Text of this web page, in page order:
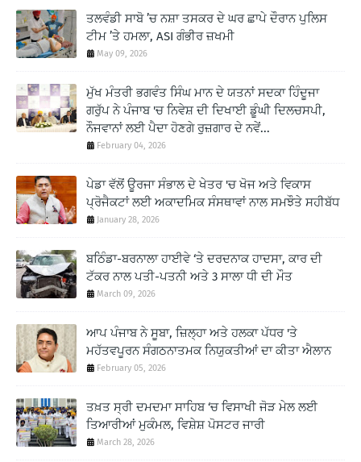
ਤਲਵੰਡੀ ਸਾਬੋ ’ਚ ਨਸ਼ਾ ਤਸਕਰ ਦੇ ਘਰ ਛਾਪੇ ਦੌਰਾਨ ਪੁਲਿਸ
ਟੀਮ ’ਤੇ ਹਮਲਾ, ASI ਗੰਭੀਰ ਜ਼ਖਮੀ
May 09, 2026
ਮੁੱਖ ਮੰਤਰੀ ਭਗਵੰਤ ਸਿੰਘ ਮਾਨ ਦੇ ਯਤਨਾਂ ਸਦਕਾ ਹਿੰਦੂਜਾ
ਗਰੁੱਪ ਨੇ ਪੰਜਾਬ 'ਚ ਨਿਵੇਸ਼ ਦੀ ਦਿਖਾਈ ਡੂੰਘੀ ਦਿਲਚਸਪੀ,
ਨੌਜਵਾਨਾਂ ਲਈ ਪੈਦਾ ਹੋਣਗੇ ਰੁਜ਼ਗਾਰ ਦੇ ਨਵੇਂ...
February 04, 2026
ਪੇਡਾ ਵੱਲੋਂ ਊਰਜਾ ਸੰਭਾਲ ਦੇ ਖੇਤਰ 'ਚ ਖੋਜ ਅਤੇ ਵਿਕਾਸ
ਪ੍ਰੋਜੈਕਟਾਂ ਲਈ ਅਕਾਦਮਿਕ ਸੰਸਥਾਵਾਂ ਨਾਲ ਸਮਝੌਤੇ ਸਹੀਬੱਧ
January 28, 2026
ਬਠਿੰਡਾ-ਬਰਨਾਲਾ ਹਾਈਵੇ ‘ਤੇ ਦਰਦਨਾਕ ਹਾਦਸਾ, ਕਾਰ ਦੀ
ਟੱਕਰ ਨਾਲ ਪਤੀ-ਪਤਨੀ ਅਤੇ 3 ਸਾਲਾ ਧੀ ਦੀ ਮੌਤ
March 09, 2026
ਆਪ ਪੰਜਾਬ ਨੇ ਸੂਬਾ, ਜ਼ਿਲ੍ਹਾ ਅਤੇ ਹਲਕਾ ਪੱਧਰ 'ਤੇ
ਮਹੱਤਵਪੂਰਨ ਸੰਗਠਨਾਤਮਕ ਨਿਯੁਕਤੀਆਂ ਦਾ ਕੀਤਾ ਐਲਾਨ
February 05, 2026
ਤਖ਼ਤ ਸ੍ਰੀ ਦਮਦਮਾ ਸਾਹਿਬ ‘ਚ ਵਿਸਾਖੀ ਜੋੜ ਮੇਲ ਲਈ
ਤਿਆਰੀਆਂ ਮੁਕੰਮਲ, ਵਿਸ਼ੇਸ਼ ਪੋਸਟਰ ਜਾਰੀ
March 28, 2026